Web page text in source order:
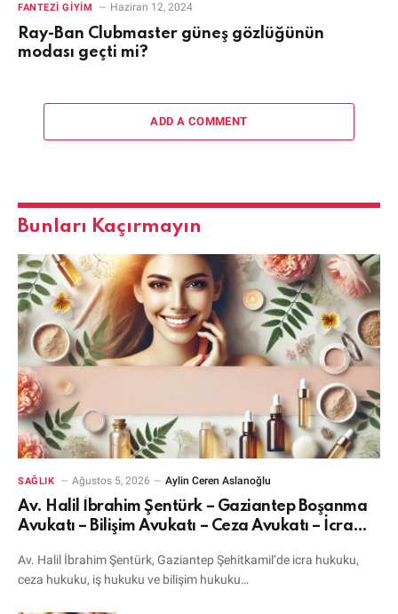
FANTEZI GIYIM Haziran 12, 2024
Ray-Ban Clubmaster güneş gözlüğünün
modası geçti mi?
ADD A COMMENT
Bunları Kaçırmayın
SAĞLIK Ağustos 5, 2026 Aylin Ceren Aslanoğlu
Av. Halil İbrahim Şentürk – Gaziantep Boşanma
Avukatı – Bilişim Avukatı – Ceza Avukatı – İcra
Av. Halil İbrahim Şentürk, Gaziantep Şehitkamil’de icra hukuku,
ceza hukuku, iş hukuku ve bilişim hukuku…